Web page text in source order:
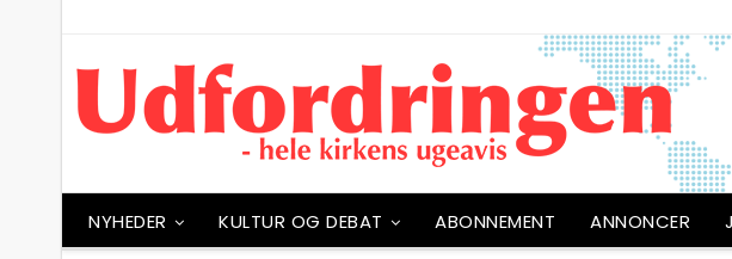
NYHEDER KULTUR OG DEBAT ABONNEMENT ANNONCER